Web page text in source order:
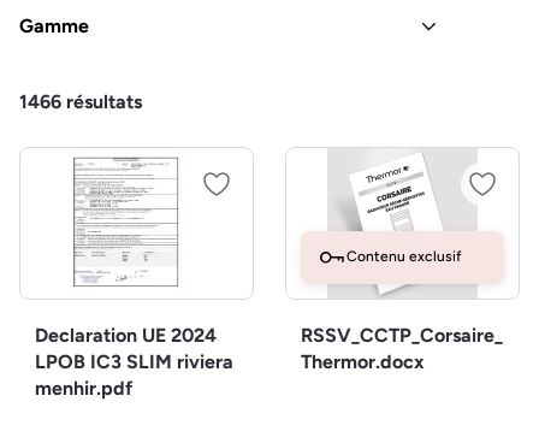
Gamme
1466 résultats
Declaration UE 2024
LPOB IC3 SLIM riviera
menhir.pdf
Contenu exclusif
RSSV_CCTP_Corsaire_
Thermor.docx